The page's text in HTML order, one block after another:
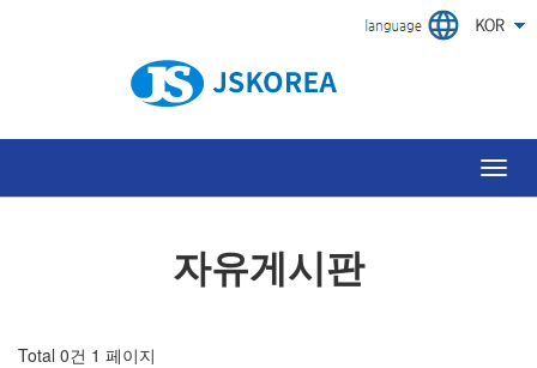
자유게시판
Total 0건 1 페이지